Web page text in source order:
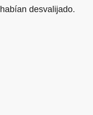
habían desvalijado.